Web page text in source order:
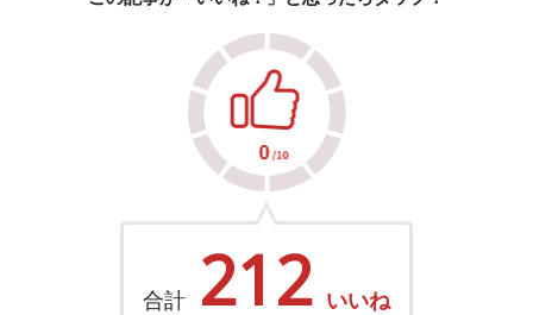
合計 212 いいね